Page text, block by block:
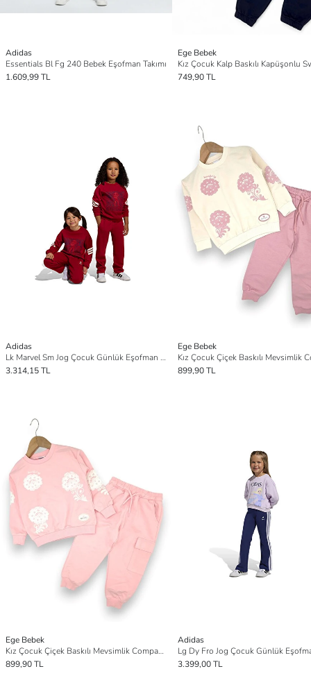
Adidas
Essentials Bl Fg 240 Bebek Eşofman Takımı
1.609,99 TL
Ege Bebek
749,90 TL
Adidas
Lk Marvel Sm Jog Çocuk Günlük Eşofman Takımı JZ7666 Kırmızı
3.314,15 TL
Ege Bebek
899,90 TL
Ege Bebek
Kız Çocuk Çiçek Baskılı Mevsimlik Compact 2 İplik 2-3-4-5-6 Yaş Alt Üst Eşofman Takımı
899,90 TL
Adidas
3.399,00 TL